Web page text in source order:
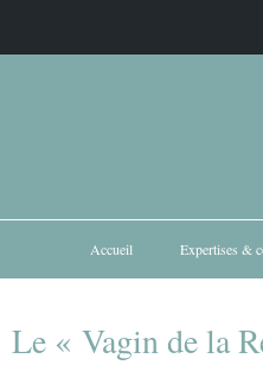
Accueil Expertises &
Le « Vagin de la